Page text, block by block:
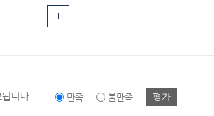
1
니다. 만족 불만족 평가